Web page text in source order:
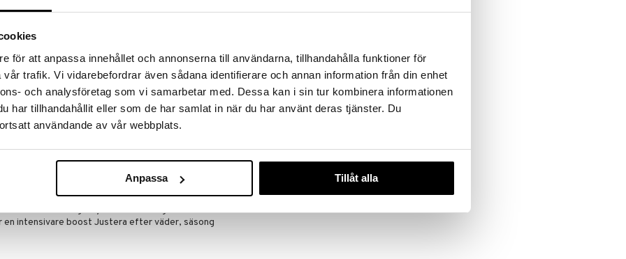
för att anpassa innehållet och annonserna till användarna, tillhandahålla funktioner för
trafik. Vi vidarebefordrar även sådana identifierare och annan information från din enhet
och analysföretag som vi samarbetar med. Dessa kan i sin tur kombinera informationen
har tillhandahållit eller som de har samlat in när du har använt deras tjänster. Du
användande av vår webbplats.
Anpassa Tillåt alla
– så att huden återfuktas både på ytan och
hud en märkbar fuktpåfyllning, blir mjukare,
direkt och lämnar huden fräsch utan att
och passar alla hudtyper – även känslig hud.
hud eller blanda några droppar i din
Skin Food Nourishing Day Cream!). Anpassa
– det här är återfuktning på dina villkor.
en del av Weledas Serum Booster Drops – fem
din hudvård efter dina behov. Serien är
Food Nourishing Day Cream) – morgon och/eller
en intensivare boost Justera efter väder, säsong
Night Care Intense
359 kr